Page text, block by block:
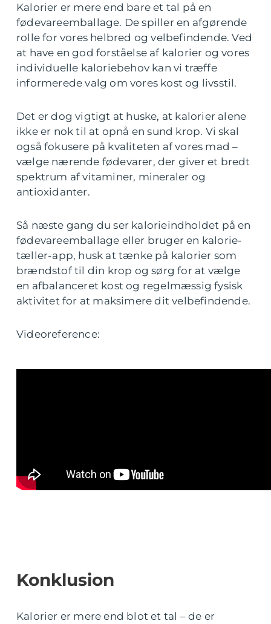
Kalorier er mere end bare et tal på en
fødevareemballage. De spiller en afgørende
rolle for vores helbred og velbefindende. Ved
at have en god forståelse af kalorier og vores
individuelle kaloriebehov kan vi træffe
informerede valg om vores kost og livsstil.
Det er dog vigtigt at huske, at kalorier alene
ikke er nok til at opnå en sund krop. Vi skal
også fokusere på kvaliteten af vores mad –
vælge nærende fødevarer, der giver et bredt
spektrum af vitaminer, mineraler og
antioxidanter.
Så næste gang du ser kalorieindholdet på en
fødevareemballage eller bruger en kalorie-
tæller-app, husk at tænke på kalorier som
brændstof til din krop og sørg for at vælge
en afbalanceret kost og regelmæssig fysisk
aktivitet for at maksimere dit velbefindende.
Videoreference:
Konklusion
Kalorier er mere end blot et tal – de er